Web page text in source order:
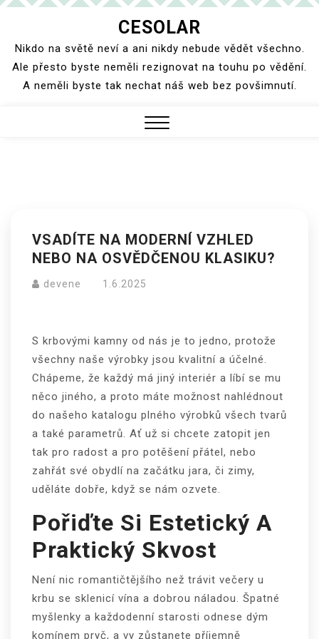
content
CESOLAR
Nikdo na světě neví a ani nikdy nebude vědět všechno.
Ale přesto byste neměli rezignovat na touhu po vědění.
A neměli byste tak nechat náš web bez povšimnutí.
VSADÍTE NA MODERNÍ VZHLED
NEBO NA OSVĚDČENOU KLASIKU?
devene 1.6.2025
S krbovými kamny od nás je to jedno, protože
všechny naše výrobky jsou kvalitní a účelné.
Chápeme, že každý má jiný interiér a líbí se mu
něco jiného, a proto máte možnost nahlédnout
do našeho katalogu plného výrobků všech tvarů
a také parametrů. Ať už si chcete zatopit jen
tak pro radost a pro potěšení přátel, nebo
zahřát své obydlí na začátku jara, či zimy,
uděláte dobře, když se nám ozvete.
Pořiďte Si Estetický A
Praktický Skvost
Není nic romantičtějšího než trávit večery u
krbu se sklenicí vína a dobrou náladou. Špatné
myšlenky a každodenní starosti odnese dým
komínem pryč, a vy zůstanete příjemně